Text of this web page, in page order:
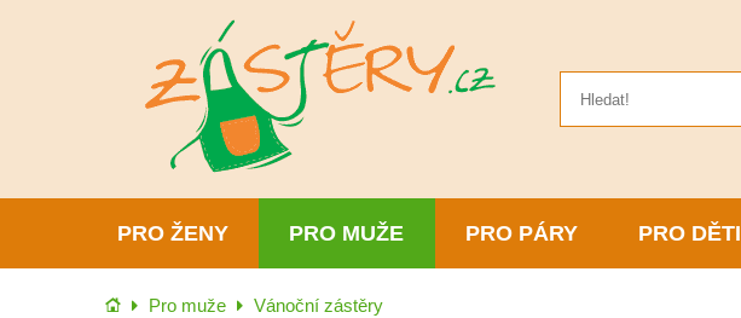
PRO ŽENY PRO MUŽE PRO PÁRY PRO DĚTI
Úvod Pro muže Vánoční zástěry